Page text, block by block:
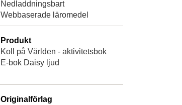
Nedladdningsbart
Webbaserade läromedel
Produkt
Koll på Världen - aktivitetsbok
E-bok Daisy ljud
Originalförlag